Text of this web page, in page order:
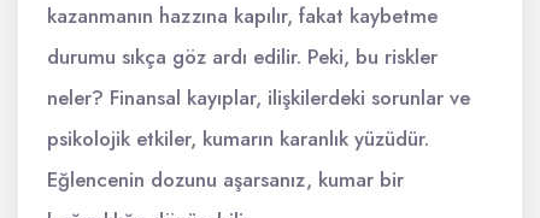
kazanmanın hazzına kapılır, fakat kaybetme
durumu sıkça göz ardı edilir. Peki, bu riskler
neler? Finansal kayıplar, ilişkilerdeki sorunlar ve
psikolojik etkiler, kumarın karanlık yüzüdür.
Eğlencenin dozunu aşarsanız, kumar bir